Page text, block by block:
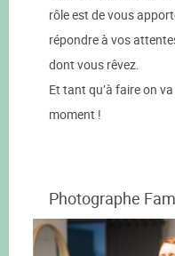
rôle est de vous
répondre à vos
dont vous rêvez.
Et tant qu’à faire on
moment !
Photographe